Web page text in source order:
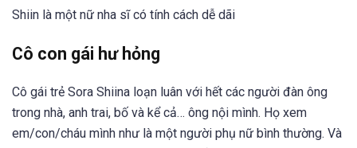
Shiin là một nữ nha sĩ có tính cách dễ dãi
Cô con gái hư hỏng
Cô gái trẻ Sora Shiina loạn luân với hết các người đàn ông
trong nhà, anh trai, bố và kể cả… ông nội mình. Họ xem
em/con/cháu mình như là một người phụ nữ bình thường. Và